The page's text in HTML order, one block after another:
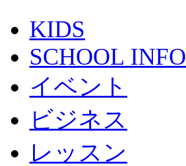
KIDS
SCHOOL INFO
イベント
ビジネス
レッスン